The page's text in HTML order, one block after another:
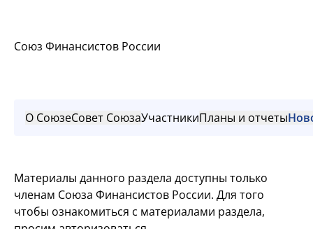
Союз Финансистов России
О СоюзеСовет СоюзаУчастникиПланы и отчеты
Материалы данного раздела доступны только
членам Союза Финансистов России. Для того
чтобы ознакомиться с материалами раздела,